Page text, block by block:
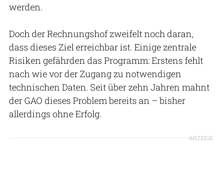
werden.
Doch der Rechnungshof zweifelt noch daran,
dass dieses Ziel erreichbar ist. Einige zentrale
Risiken gefährden das Programm: Erstens fehlt
nach wie vor der Zugang zu notwendigen
technischen Daten. Seit über zehn Jahren mahnt
der GAO dieses Problem bereits an – bisher
allerdings ohne Erfolg.
ANZEIGE